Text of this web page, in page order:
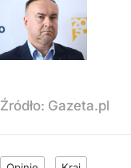
Źródło: Gazeta.pl